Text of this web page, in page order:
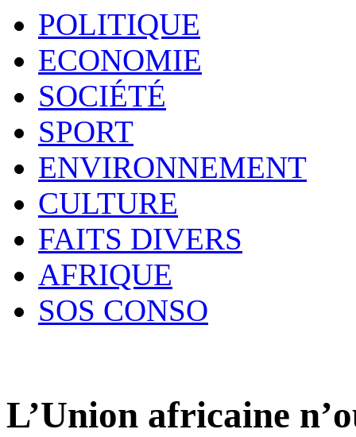
POLITIQUE
ECONOMIE
SOCIÉTÉ
SPORT
ENVIRONNEMENT
CULTURE
FAITS DIVERS
AFRIQUE
SOS CONSO
L’Union africaine